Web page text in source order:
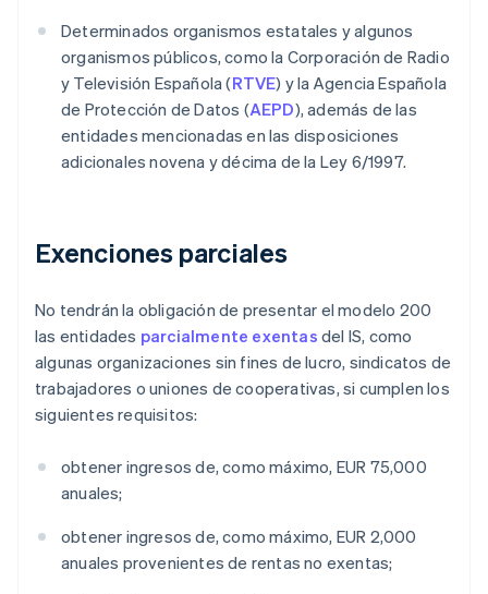
Determinados organismos estatales y algunos
organismos públicos, como la Corporación de Radio
y Televisión Española (RTVE) y la Agencia Española
de Protección de Datos (AEPD), además de las
entidades mencionadas en las disposiciones
adicionales novena y décima de la Ley 6/1997.
Exenciones parciales
No tendrán la obligación de presentar el modelo 200
las entidades parcialmente exentas del IS, como
algunas organizaciones sin fines de lucro, sindicatos de
trabajadores o uniones de cooperativas, si cumplen los
siguientes requisitos:
obtener ingresos de, como máximo, EUR 75,000
anuales;
obtener ingresos de, como máximo, EUR 2,000
anuales provenientes de rentas no exentas;